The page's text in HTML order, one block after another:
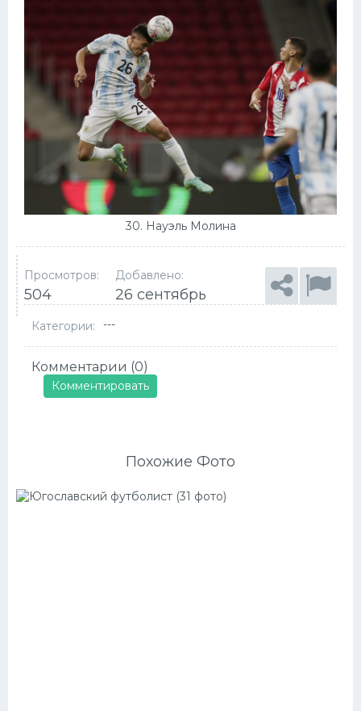
30. Науэль Молина
Просмотров:
504
Добавлено:
26 сентябрь
Категории: ---
Комментарии (0)
Комментировать
Похожие Фото